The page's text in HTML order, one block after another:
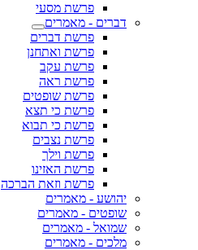
פרשת מסעי
דברים - מאמרים
פרשת דברים
פרשת ואתחנן
פרשת עקב
פרשת ראה
פרשת שופטים
פרשת כי תצא
פרשת כי תבוא
פרשת נצבים
פרשת וילך
פרשת האזינו
פרשת וזאת הברכה
יהושע - מאמרים
שופטים - מאמרים
שמואל - מאמרים
מלכים - מאמרים